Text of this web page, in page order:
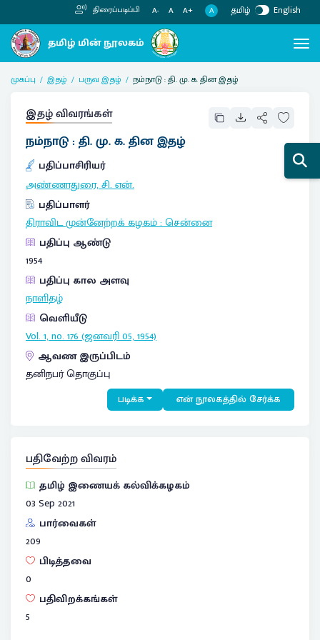
திரைப்படிப்பி A- A A+ A தமிழ் English
முகப்பு இதழ் பருவ இதழ் நம்நாடு : தி. மு. க. தின இதழ்
இதழ் விவரங்கள்
நம்நாடு : தி. மு. க. தின இதழ்
பதிப்பாசிரியர்
அண்ணாதுரை, சி. என்.
பதிப்பாளர்
திராவிட முன்னேற்றக் கழகம்:சென்னை
பதிப்பு ஆண்டு
1954
பதிப்பு கால அளவு
நாளிதழ்
வெளியீடு
Vol. 1, no. 176 (ஜனவரி 05, 1954)
ஆவண இருப்பிடம்
தனிநபர் தொகுப்பு
படிக்க என் நூலகத்தில் சேர்க்க
பதிவேற்ற விவரம்
தமிழ் இணையக் கல்விக்கழகம்
03 Sep 2021
பார்வைகள்
209
பிடித்தவை
0
பதிவிறக்கங்கள்
5